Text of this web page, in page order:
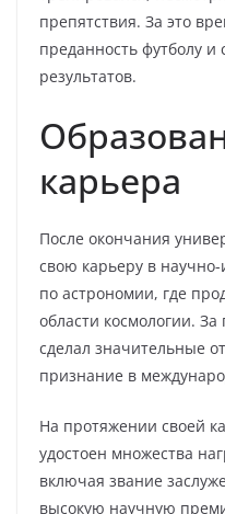
препятствия. За это
преданность футболу
результатов.
карьера
После окончания
свою карьеру в научно-
по астрономии, где
области космологии.
сделал значительные
признание в
На протяжении своей
удостоен множества
включая звание
высокую научную